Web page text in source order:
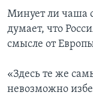
Минует ли чаша
думает, что
смысле от
«Здесь те же
невозможно